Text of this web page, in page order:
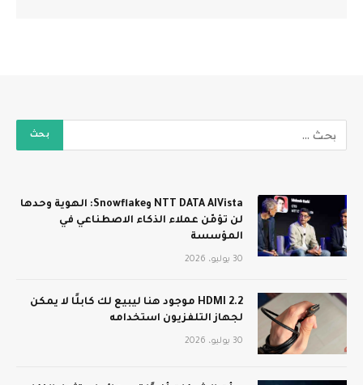
NTT DATA AIVista وSnowflake: الهوية وحدها
لن تؤمّن عملاء الذكاء الاصطناعي في
المؤسسة
30 يوليو، 2026
HDMI 2.2 موجود هنا ليبيع لك كابلًا لا يمكن
لجهاز التلفزيون استخدامه
30 يوليو، 2026